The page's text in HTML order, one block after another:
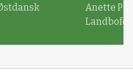
Anette